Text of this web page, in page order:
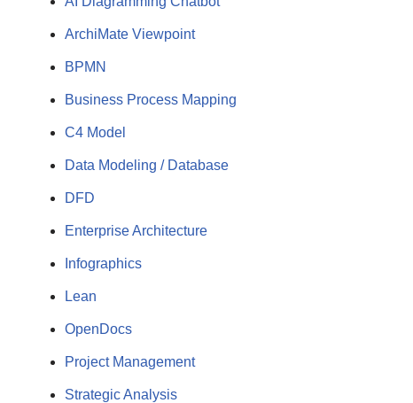
ArchiMate Viewpoint
BPMN
Business Process Mapping
C4 Model
Data Modeling / Database
DFD
Enterprise Architecture
Infographics
Lean
OpenDocs
Project Management
Strategic Analysis